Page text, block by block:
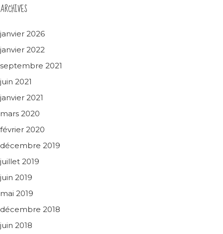
ARCHIVES
janvier 2026
janvier 2022
septembre 2021
juin 2021
janvier 2021
mars 2020
février 2020
décembre 2019
juillet 2019
juin 2019
mai 2019
décembre 2018
juin 2018